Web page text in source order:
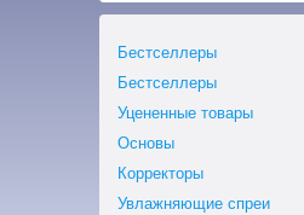
Бестселлеры
Бестселлеры
Уцененные товары
Основы
Корректоры
Увлажняющие спреи